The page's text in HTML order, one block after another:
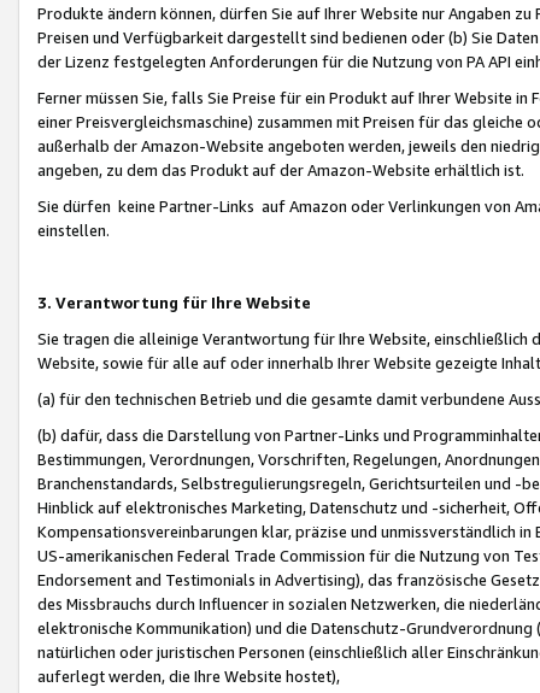
Produkte ändern können, dürfen Sie auf Ihrer Website nur Angaben
Preisen und Verfügbarkeit dargestellt sind bedienen oder (b) Sie
der Lizenz festgelegten Anforderungen für die Nutzung von PA API
Ferner müssen Sie, falls Sie Preise für ein Produkt auf Ihrer Website
einer Preisvergleichsmaschine) zusammen mit Preisen für das
außerhalb der Amazon-Website angeboten werden, jeweils den
angeben, zu dem das Produkt auf der Amazon-Website erhältlich ist.
Sie dürfen keine Partner-Links auf Amazon oder Verlinkungen von
einstellen.
3. Verantwortung für Ihre Website
Sie tragen die alleinige Verantwortung für Ihre Website,
Website, sowie für alle auf oder innerhalb Ihrer Website gezeigte
(a) für den technischen Betrieb und die gesamte damit verbundene
(b) dafür, dass die Darstellung von Partner-Links und
Bestimmungen, Verordnungen, Vorschriften, Regelungen,
Branchenstandards, Selbstregulierungsregeln, Gerichtsurteilen und -
Hinblick auf elektronisches Marketing, Datenschutz und -sicherheit,
Kompensationsvereinbarungen klar, präzise und unmissverständlich
US-amerikanischen Federal Trade Commission für die Nutzung von
Endorsement and Testimonials in Advertising), das französische
des Missbrauchs durch Influencer in sozialen Netzwerken, die
elektronische Kommunikation) und die Datenschutz-
natürlichen oder juristischen Personen (einschließlich aller
auferlegt werden, die Ihre Website hostet),